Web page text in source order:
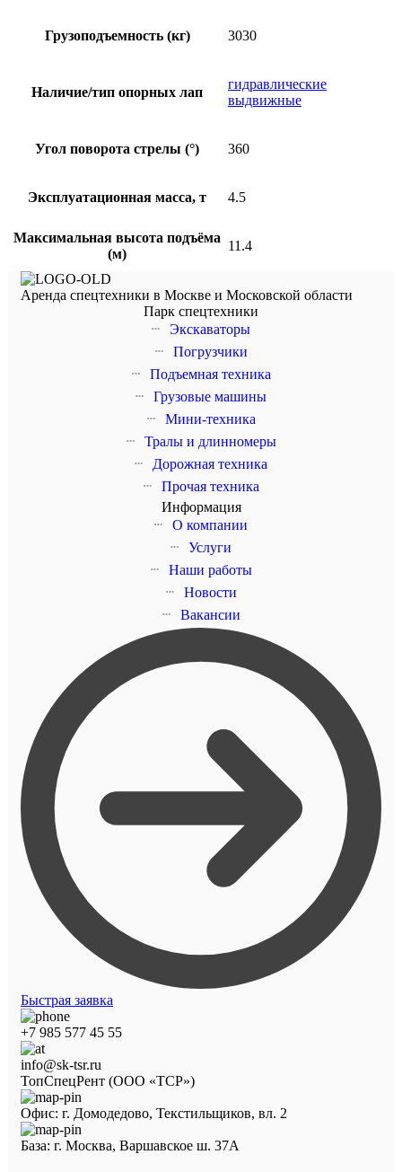
Грузоподъемность (кг) 3030
Наличие/тип опорных лап
гидравлические
выдвижные
Угол поворота стрелы (°) 360
Эксплуатационная масса, т 4.5
Максимальная высота подъёма
(м)
11.4
Аренда спецтехники в Москве и Московской области
Парк спецтехники
Экскаваторы
Погрузчики
Подъемная техника
Грузовые машины
Мини-техника
Тралы и длинномеры
Дорожная техника
Прочая техника
Информация
О компании
Услуги
Наши работы
Новости
Вакансии
Быстрая заявка
+7 985 577 45 55
info@sk-tsr.ru
ТопСпецРент (ООО «ТСР»)
Офис: г. Домодедово, Текстильщиков, вл. 2
База: г. Москва, Варшавское ш. 37А